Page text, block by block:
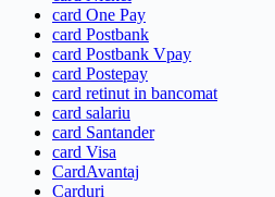
card One Pay
card Postbank
card Postbank Vpay
card Postepay
card retinut in bancomat
card salariu
card Santander
card Visa
CardAvantaj
Carduri